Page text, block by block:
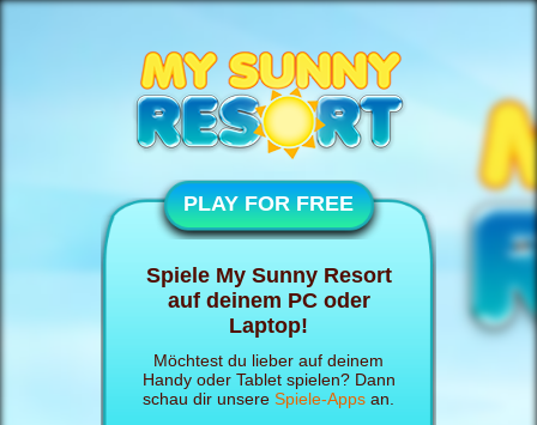
PLAY FOR FREE
Spiele My Sunny Resort
auf deinem PC oder
Laptop!
Möchtest du lieber auf deinem
Handy oder Tablet spielen? Dann
schau dir unsere Spiele-Apps an.